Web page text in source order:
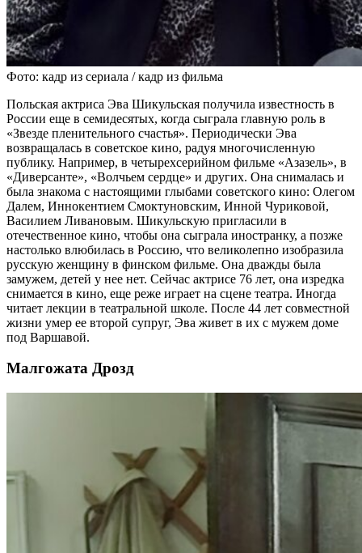
Фото: кадр из сериала / кадр из фильма
Польская актриса Эва Шикульская получила известность в
России еще в семидесятых, когда сыграла главную роль в
«Звезде пленительного счастья». Периодически Эва
возвращалась в советское кино, радуя многочисленную
публику. Например, в четырехсерийном фильме «Азазель», в
«Диверсанте», «Волчьем сердце» и других. Она снималась и
была знакома с настоящими глыбами советского кино: Олегом
Далем, Иннокентием Смоктуновским, Инной Чуриковой,
Василием Ливановым. Шикульскую пригласили в
отечественное кино, чтобы она сыграла иностранку, а позже
настолько влюбилась в Россию, что великолепно изобразила
русскую женщину в финском фильме. Она дважды была
замужем, детей у нее нет. Сейчас актрисе 76 лет, она изредка
снимается в кино, еще реже играет на сцене театра. Иногда
читает лекции в театральной школе. После 44 лет совместной
жизни умер ее второй супруг, Эва живет в их с мужем доме
под Варшавой.
Малгожата Дрозд